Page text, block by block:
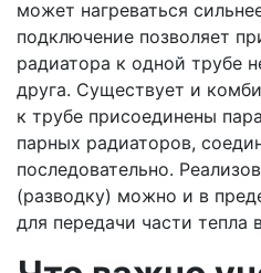
может нагреваться
подключение позволяет
радиатора к одной трубе
друга. Существует и
к трубе присоединены
парных радиаторов,
последовательно.
(разводку) можно и в
для передачи части тепла